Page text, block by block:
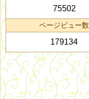
75502
ページビュー数
179134